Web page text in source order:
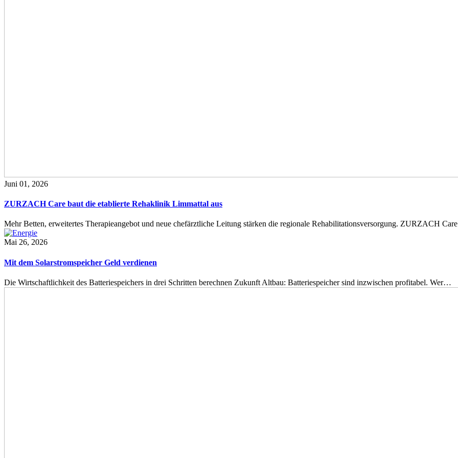
Juni 01, 2026
ZURZACH Care baut die etablierte Rehaklinik Limmattal aus
Mehr Betten, erweitertes Therapieangebot und neue chefärztliche Leitung stärken die regionale Rehabilitationsversorgung. ZURZACH
Mai 26, 2026
Mit dem Solarstromspeicher Geld verdienen
Die Wirtschaftlichkeit des Batteriespeichers in drei Schritten berechnen Zukunft Altbau: Batteriespeicher sind inzwischen profitabel. Wer…